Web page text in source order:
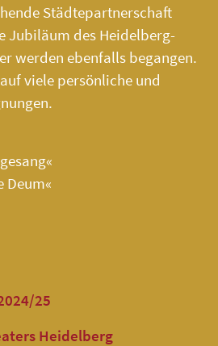
Städtepartnerschaft
Jubiläum des Heidelberg-
werden ebenfalls begangen.
viele persönliche und
Deum«
25
Heidelberg